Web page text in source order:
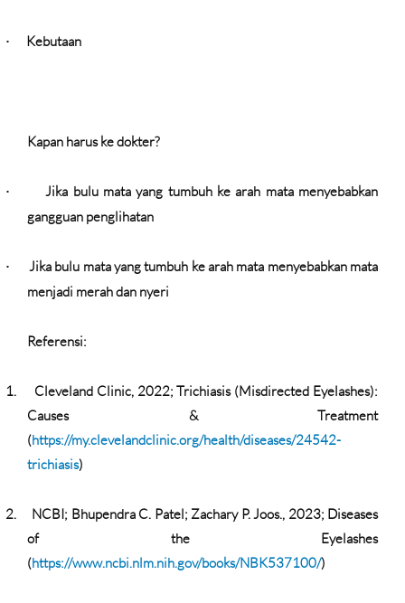
· Kebutaan
Kapan harus ke dokter?
·
Jika bulu mata yang tumbuh ke arah mata menyebabkan
gangguan penglihatan
·
Jika bulu mata yang tumbuh ke arah mata menyebabkan mata
menjadi merah dan nyeri
Referensi:
1. Cleveland Clinic, 2022; Trichiasis (Misdirected Eyelashes):
Causes & Treatment
(https://my.clevelandclinic.org/health/diseases/24542-
trichiasis)
2.
NCBI; Bhupendra C. Patel; Zachary P. Joos., 2023; Diseases
of the Eyelashes
(https://www.ncbi.nlm.nih.gov/books/NBK537100/)